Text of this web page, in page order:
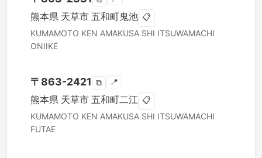
熊本県 天草市 五和町鬼池 📋
KUMAMOTO KEN AMAKUSA SHI ITSUWAMACHI
ONIIKE
〒 863-2421 ⧉ 📍
熊本県 天草市 五和町二江 📋
KUMAMOTO KEN AMAKUSA SHI ITSUWAMACHI
FUTAE